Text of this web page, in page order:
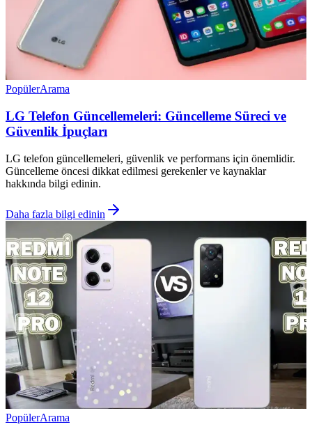
PopülerArama
LG Telefon Güncellemeleri: Güncelleme Süreci ve
Güvenlik İpuçları
LG telefon güncellemeleri, güvenlik ve performans için önemlidir.
Güncelleme öncesi dikkat edilmesi gerekenler ve kaynaklar
hakkında bilgi edinin.
Daha fazla bilgi edinin
PopülerArama